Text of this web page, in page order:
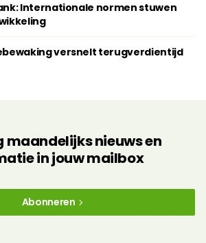
Internationale normen stuwen
versnelt terugverdientijd
maandelijks nieuws en
in jouw mailbox
Abonneren